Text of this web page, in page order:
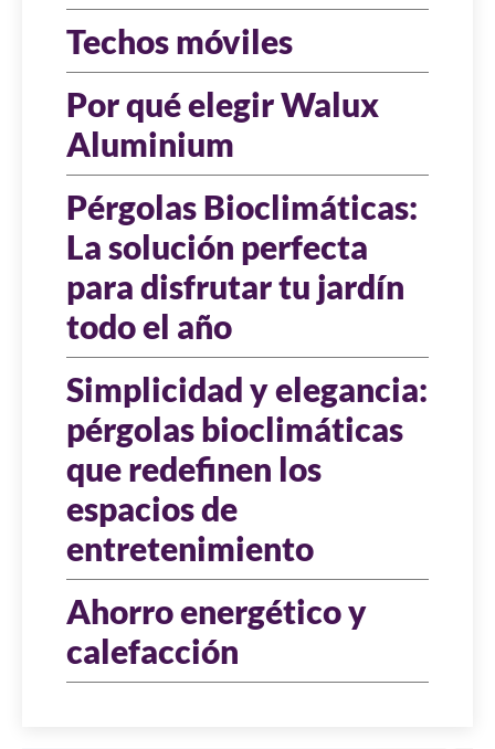
Techos móviles
Por qué elegir Walux
Aluminium
Pérgolas Bioclimáticas:
La solución perfecta
para disfrutar tu jardín
todo el año
Simplicidad y elegancia:
pérgolas bioclimáticas
que redefinen los
espacios de
entretenimiento
Ahorro energético y
calefacción